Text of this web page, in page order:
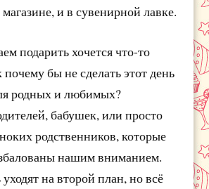
и в сувенирной лавке.
подарить хочется что-то
бы не сделать этот день
родных и любимых?
бабушек, или просто
родственников, которые
нашим вниманием.
на второй план, но всё